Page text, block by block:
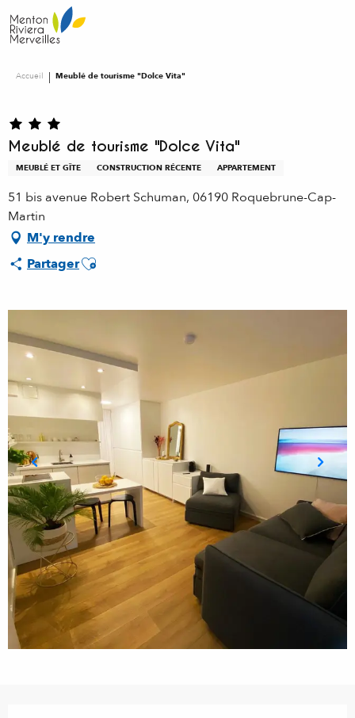
au
contenu
Accueil Meublé de tourisme "Dolce Vita"
Meublé de tourisme "Dolce Vita"
MEUBLÉ ET GÎTE CONSTRUCTION RÉCENTE APPARTEMENT
51 bis avenue Robert Schuman, 06190 Roquebrune-Cap-
Martin
M'y rendre
PartagerAjouter aux favoris